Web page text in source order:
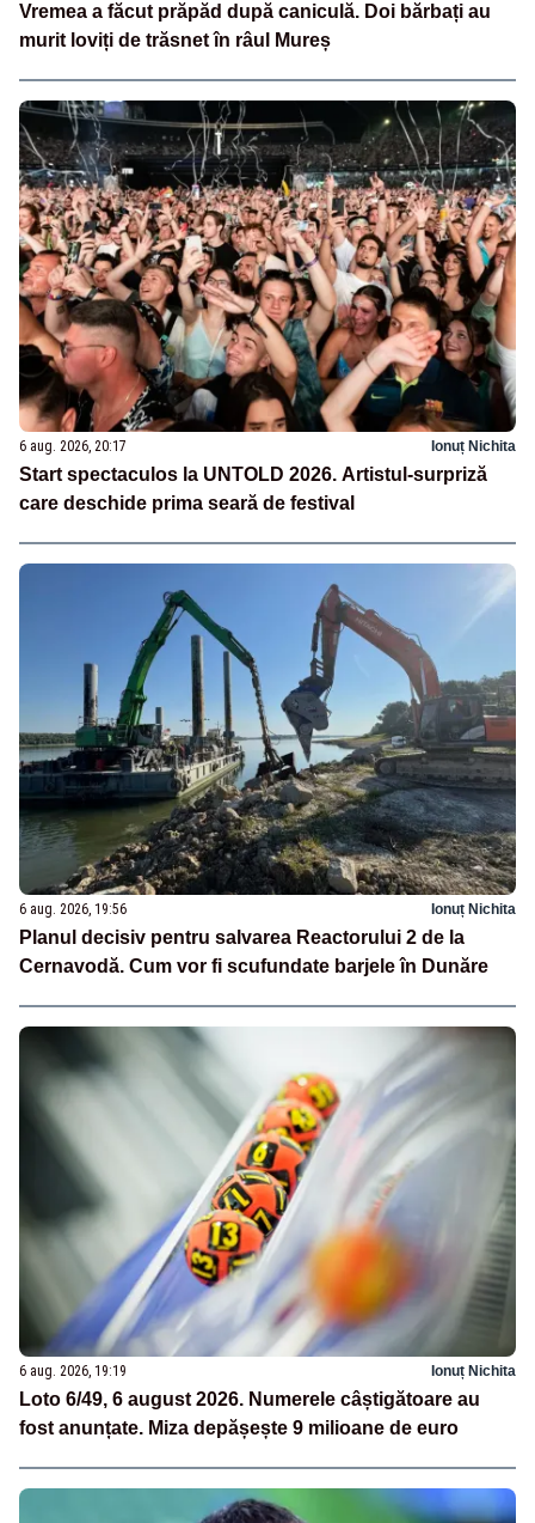
Vremea a făcut prăpăd după caniculă. Doi bărbați au
murit loviți de trăsnet în râul Mureș
6 aug. 2026, 20:17 Ionuț Nichita
Start spectaculos la UNTOLD 2026. Artistul-surpriză
care deschide prima seară de festival
6 aug. 2026, 19:56 Ionuț Nichita
Planul decisiv pentru salvarea Reactorului 2 de la
Cernavodă. Cum vor fi scufundate barjele în Dunăre
6 aug. 2026, 19:19 Ionuț Nichita
Loto 6/49, 6 august 2026. Numerele câștigătoare au
fost anunțate. Miza depășește 9 milioane de euro